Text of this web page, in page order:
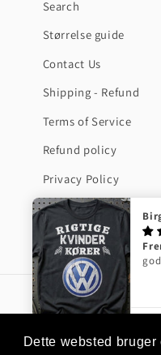
Dette websted
Search
Størrelse guide
Contact Us
Shipping - Refund
Terms of Service
Refund policy
Privacy Policy